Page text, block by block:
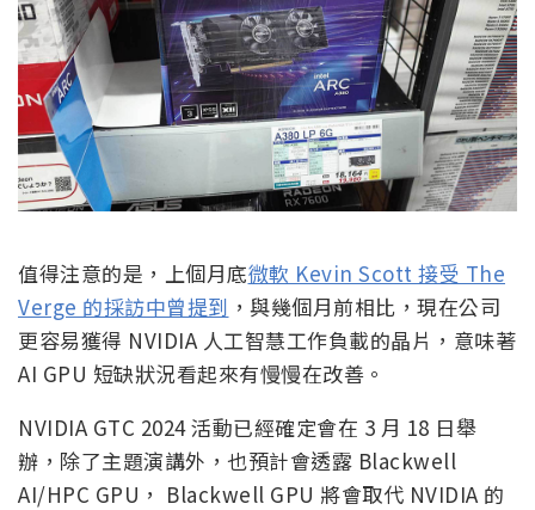
值得注意的是，上個月底微軟 Kevin Scott 接受 The
Verge 的採訪中曾提到 ，與幾個月前相比，現在公司
更容易獲得 NVIDIA 人工智慧工作負載的晶片，意味著
AI GPU 短缺狀況看起來有慢慢在改善。
NVIDIA GTC 2024 活動已經確定會在 3 月 18 日舉
辦，除了主題演講外，也預計會透露 Blackwell
AI/HPC GPU， Blackwell GPU 將會取代 NVIDIA 的